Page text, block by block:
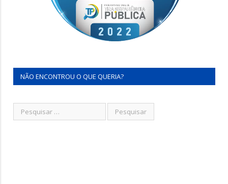
NÃO ENCONTROU O QUE QUERIA?